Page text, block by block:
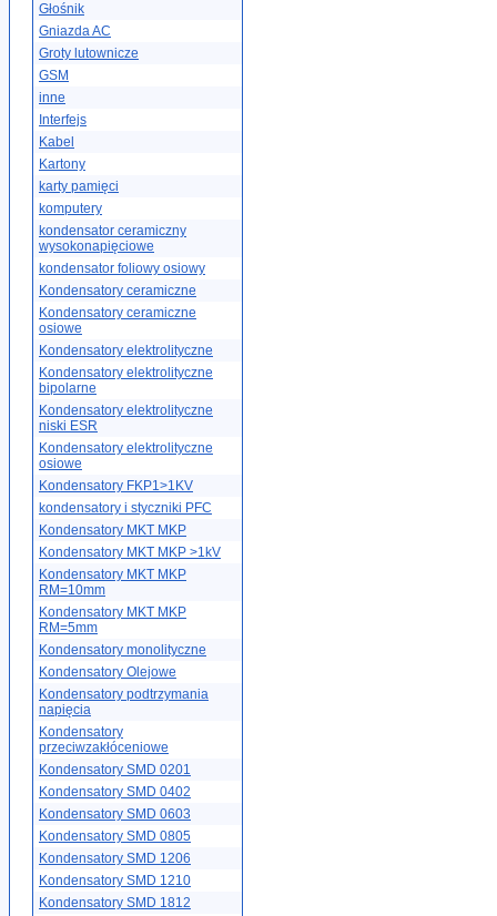
Głośnik
Gniazda AC
Groty lutownicze
GSM
inne
Interfejs
Kabel
Kartony
karty pamięci
komputery
kondensator ceramiczny
wysokonapięciowe
kondensator foliowy osiowy
Kondensatory ceramiczne
Kondensatory ceramiczne
osiowe
Kondensatory elektrolityczne
Kondensatory elektrolityczne
bipolarne
Kondensatory elektrolityczne
niski ESR
Kondensatory elektrolityczne
osiowe
Kondensatory FKP1>1KV
kondensatory i styczniki PFC
Kondensatory MKT MKP
Kondensatory MKT MKP >1kV
Kondensatory MKT MKP
RM=10mm
Kondensatory MKT MKP
RM=5mm
Kondensatory monolityczne
Kondensatory Olejowe
Kondensatory podtrzymania
napięcia
Kondensatory
przeciwzakłóceniowe
Kondensatory SMD 0201
Kondensatory SMD 0402
Kondensatory SMD 0603
Kondensatory SMD 0805
Kondensatory SMD 1206
Kondensatory SMD 1210
Kondensatory SMD 1812